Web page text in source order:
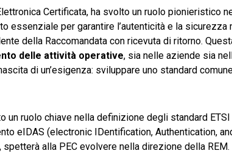
Certificata, ha svolto un ruolo pionieristico
essenziale per garantire l’autenticità e la
della Raccomandata con ricevuta di ritorno.
delle attività operative, sia nelle aziende sia
di un’esigenza: sviluppare uno standard
un ruolo chiave nella definizione degli standard
eIDAS (electronic IDentification, Authentication,
alla PEC evolvere nella direzione della REM.